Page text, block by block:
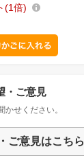
1倍
・ご意見
せください。
ご意見はこちら